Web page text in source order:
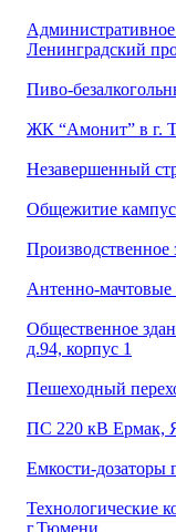
Ленинградский
Пиво-
ЖК “Амонит” в г.
Незавершенный
Общежитие
Антенно-
Общественное
д.94, корпус 1
Пешеходный
ПС 220 кВ
Емкости-дозаторы
Технологические
г.Тюмени